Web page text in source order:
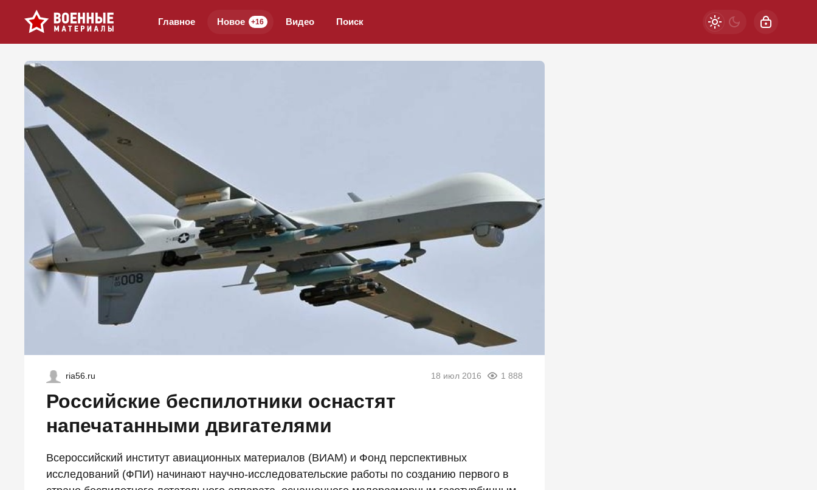
Главное Новое +16 Видео Поиск
ria56.ru 18 июл 2016 1 888
Российские беспилотники оснастят
напечатанными двигателями
Всероссийский институт авиационных материалов (ВИАМ) и Фонд перспективных
исследований (ФПИ) начинают научно-исследовательские работы по созданию первого в